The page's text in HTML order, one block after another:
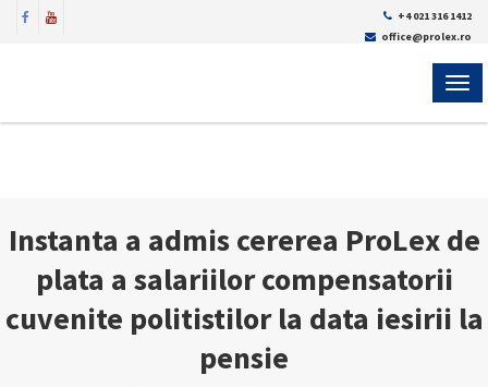
+4 021 316 1412
office@prolex.ro
Instanta a admis cererea ProLex de
plata a salariilor compensatorii
cuvenite politistilor la data iesirii la
pensie